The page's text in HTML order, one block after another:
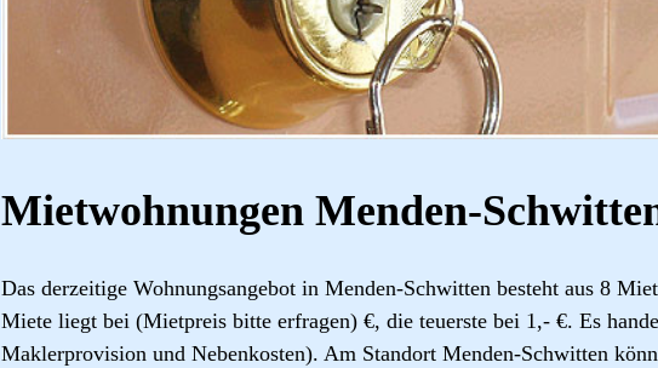
Mietwohnungen Menden-
Das derzeitige Wohnungsangebot in Menden-Schwitten besteht aus 8
Miete liegt bei (Mietpreis bitte erfragen) €, die teuerste bei 1,- €. Es
Maklerprovision und Nebenkosten). Am Standort Menden-Schwitten